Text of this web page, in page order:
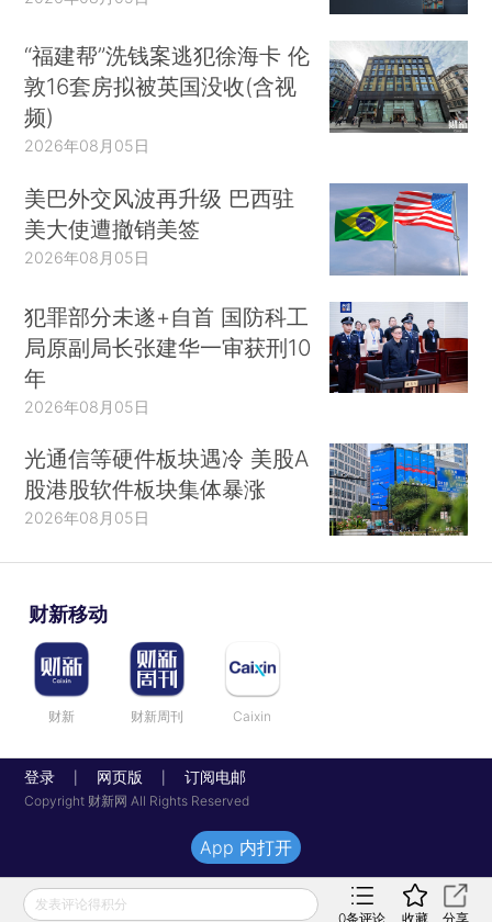
“福建帮”洗钱案逃犯徐海卡 伦
敦16套房拟被英国没收(含视
频)
2026年08月05日
美巴外交风波再升级 巴西驻
美大使遭撤销美签
2026年08月05日
犯罪部分未遂+自首 国防科工
局原副局长张建华一审获刑10
年
2026年08月05日
光通信等硬件板块遇冷 美股A
股港股软件板块集体暴涨
2026年08月05日
财新移动
财新 财新周刊 Caixin
登录 网页版 订阅电邮
Copyright 财新网 All Rights Reserved
发表评论得积分
0条评论 收藏 分享
App 内打开